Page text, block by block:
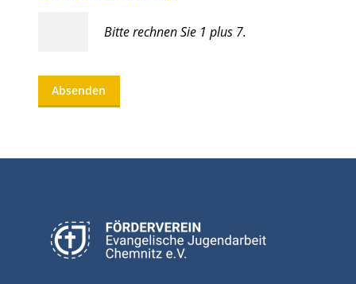
Bitte rechnen Sie 1 plus 7.
Absenden